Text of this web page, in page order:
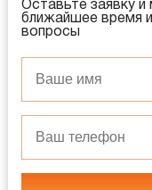
Оставьте заявку
ближайшее время
вопросы